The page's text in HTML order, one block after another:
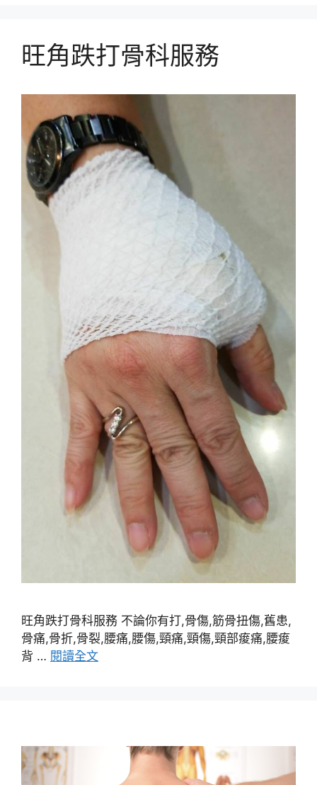
旺角跌打骨科服務
旺角跌打骨科服務 不論你有打,骨傷,筋骨扭傷,舊患,
骨痛,骨折,骨裂,腰痛,腰傷,頸痛,頸傷,頸部痠痛,腰痠
背 … 閱讀全文